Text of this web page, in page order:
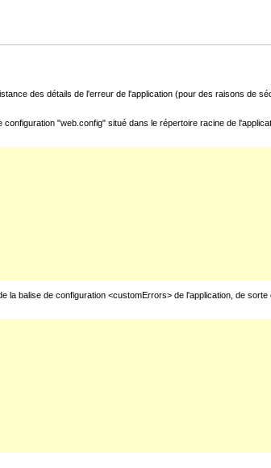
des détails de l'erreur de l'application (pour des raisons de
"web.config" situé dans le répertoire racine de
balise de configuration <customErrors> de l'application, de